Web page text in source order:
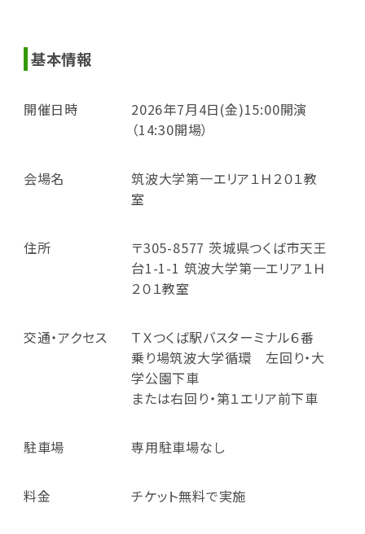
基本情報
開催日時
2026年7月4日(金)15:00開演
（14:30開場）
会場名
筑波大学第一エリア１Ｈ２０１教
室
住所
〒305-8577 茨城県つくば市天王
台1-1-1 筑波大学第一エリア１Ｈ
２０１教室
交通・アクセス
ＴＸつくば駅バスターミナル６番
乗り場筑波大学循環 左回り・大
学公園下車
または右回り・第１エリア前下車
駐車場 専用駐車場なし
料金 チケット無料で実施